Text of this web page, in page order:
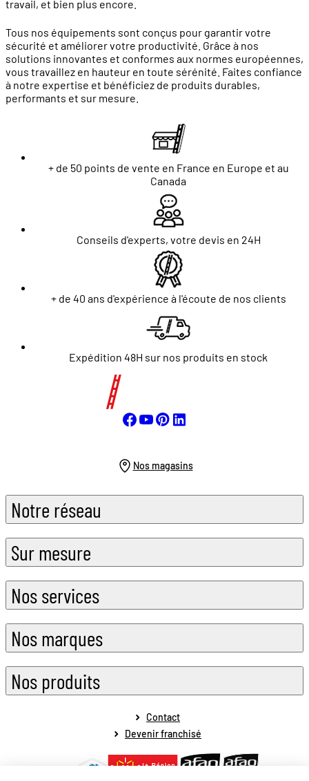
travail, et bien plus encore.
Tous nos équipements sont conçus pour garantir votre
sécurité et améliorer votre productivité. Grâce à nos
solutions innovantes et conformes aux normes européennes,
vous travaillez en hauteur en toute sérénité. Faites confiance
à notre expertise et bénéficiez de produits durables,
performants et sur mesure.
+ de 50 points de vente en France en Europe et au
Canada
Conseils d'experts, votre devis en 24H
+ de 40 ans d'expérience à l'écoute de nos clients
Expédition 48H sur nos produits en stock
Nos magasins
Notre réseau
Sur mesure
Nos services
Nos marques
Nos produits
Contact
Devenir franchisé